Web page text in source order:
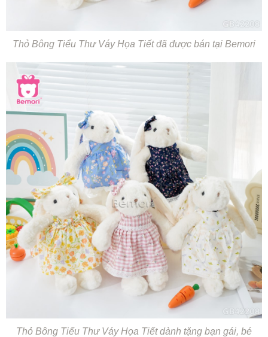
Thỏ Bông Tiểu Thư Váy Họa Tiết đã được bán tại Bemori
Thỏ Bông Tiểu Thư Váy Họa Tiết dành tặng bạn gái, bé